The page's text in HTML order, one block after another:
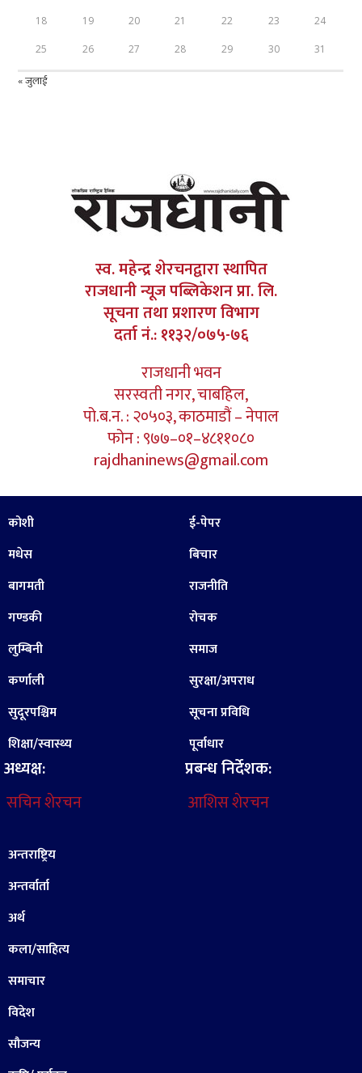
18 19 20 21 22 23 24
25 26 27 28 29 30 31
« जुलाई
स्व. महेन्द्र शेरचनद्वारा स्थापित
राजधानी न्यूज पब्लिकेशन प्रा. लि.
सूचना तथा प्रशारण विभाग
दर्ता नं.: ११३२/०७५-७६
राजधानी भवन
सरस्वती नगर, चाबहिल,
पो.ब.न. : २०५०३, काठमाडौं – नेपाल
फोन : ९७७–०१–४८११०८०
rajdhaninews@gmail.com
कोशी
मधेस
बागमती
गण्डकी
लुम्बिनी
कर्णाली
सुदूरपश्चिम
शिक्षा/स्वास्थ्य
अध्यक्ष:
सचिन शेरचन
ई-पेपर
बिचार
राजनीति
रोचक
समाज
सुरक्षा/अपराध
सूचना प्रविधि
पूर्वाधार
प्रबन्ध निर्देशक:
आशिस शेरचन
अन्तराष्ट्रिय
अन्तर्वार्ता
अर्थ
कला/साहित्य
समाचार
विदेश
सौजन्य